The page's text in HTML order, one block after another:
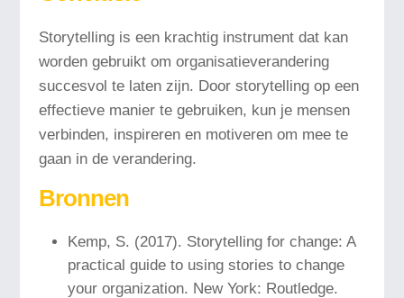
Storytelling is een krachtig instrument dat kan
worden gebruikt om organisatieverandering
succesvol te laten zijn. Door storytelling op een
effectieve manier te gebruiken, kun je mensen
verbinden, inspireren en motiveren om mee te
gaan in de verandering.
Bronnen
Kemp, S. (2017). Storytelling for change: A
practical guide to using stories to change
your organization. New York: Routledge.